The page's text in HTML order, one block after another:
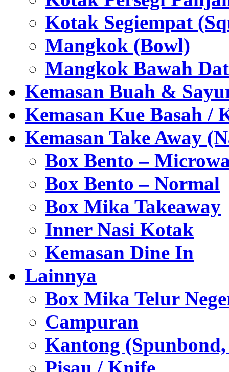
Kotak Segiempat
Mangkok (Bowl)
Mangkok Bawah
Kemasan Buah &
Kemasan Kue Basah /
Kemasan Take Away
Box Bento –
Box Bento – Normal
Box Mika Takeaway
Inner Nasi Kotak
Kemasan Dine In
Lainnya
Box Mika Telur
Campuran
Kantong